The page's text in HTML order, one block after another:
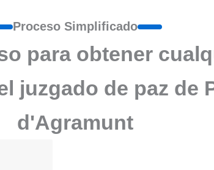
Proceso Simplificado
para obtener
juzgado de paz de
d'Agramunt